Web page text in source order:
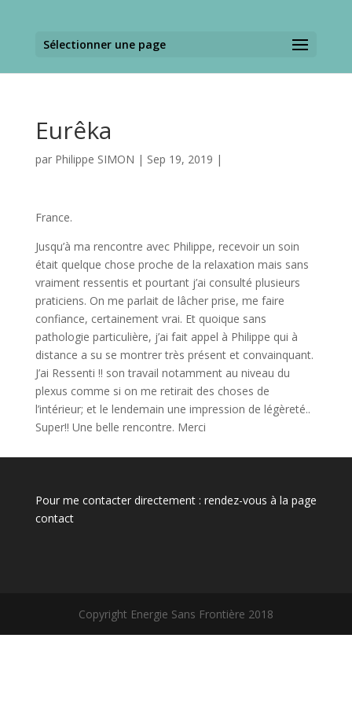
Sélectionner une page
Eurêka
par Philippe SIMON | Sep 19, 2019 |
France.
Jusqu’à ma rencontre avec Philippe, recevoir un soin
était quelque chose proche de la relaxation mais sans
vraiment ressentis et pourtant j’ai consulté plusieurs
praticiens. On me parlait de lâcher prise, me faire
confiance, certainement vrai. Et quoique sans
pathologie particulière, j’ai fait appel à Philippe qui à
distance a su se montrer très présent et convainquant.
J’ai Ressenti !! son travail notamment au niveau du
plexus comme si on me retirait des choses de
l’intérieur; et le lendemain une impression de légèreté..
Super!! Une belle rencontre. Merci
Pour me contacter directement : rendez-vous à la page
contact
Copyright Energie Sans Frontière 2018